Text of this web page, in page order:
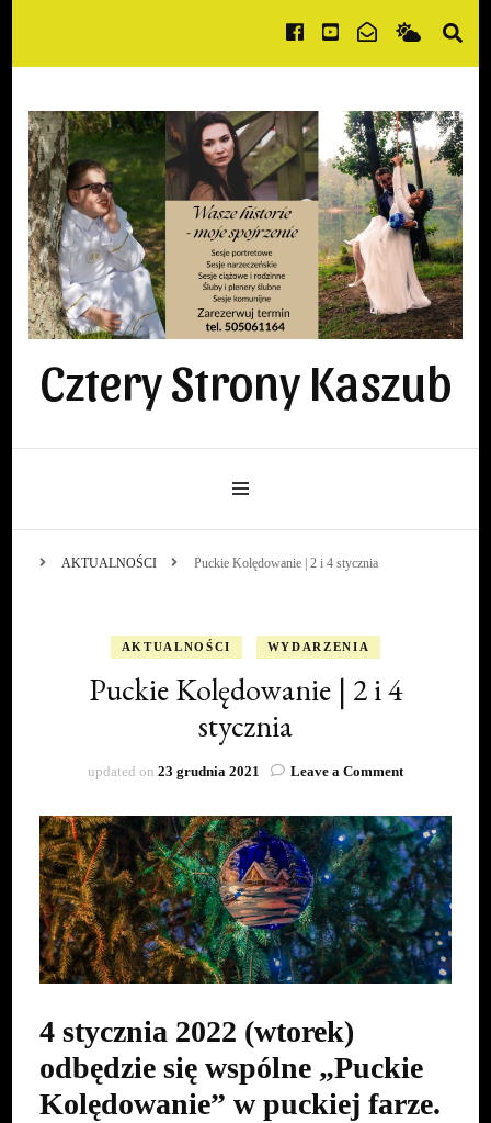
Cztery Strony Kaszub
AKTUALNOŚCI Puckie Kolędowanie | 2 i 4 stycznia
AKTUALNOŚCI WYDARZENIA
Puckie Kolędowanie | 2 i 4
stycznia
updated on 23 grudnia 2021 Leave a Commenton
Kolędowanie
|
2
i
4
stycznia
4 stycznia 2022 (wtorek)
odbędzie się wspólne „Puckie
Kolędowanie” w puckiej farze.